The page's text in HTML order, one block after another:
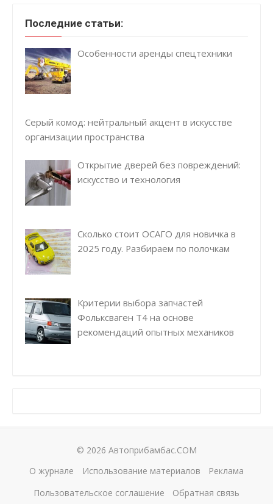
Последние статьи:
Особенности аренды спецтехники
Серый комод: нейтральный акцент в искусстве
организации пространства
Открытие дверей без повреждений:
искусство и технология
Сколько стоит ОСАГО для новичка в
2025 году. Разбираем по полочкам
Критерии выбора запчастей
Фольксваген Т4 на основе
рекомендаций опытных механиков
© 2026 Автоприбамбас.COM
О журнале
Использование материалов
Реклама
Пользовательское соглашение
Обратная связь